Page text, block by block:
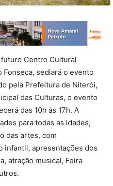
Centro Cultural
sediará o evento
pela Prefeitura de Niterói,
das Culturas, o evento
das 10h às 17h. A
para todas as idades,
das artes, com
infantil, apresentações dos
atração musical, Feira